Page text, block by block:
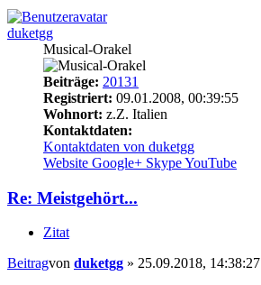
duketgg
Musical-Orakel
Beiträge: 20131
Registriert: 09.01.2008, 00:39:55
Wohnort: z.Z. Italien
Kontaktdaten:
Kontaktdaten von duketgg
Website Google+ SkypeYouTube
Re: Meistgehört...
Zitat
Beitragvon duketgg » 25.09.2018, 14:38:27